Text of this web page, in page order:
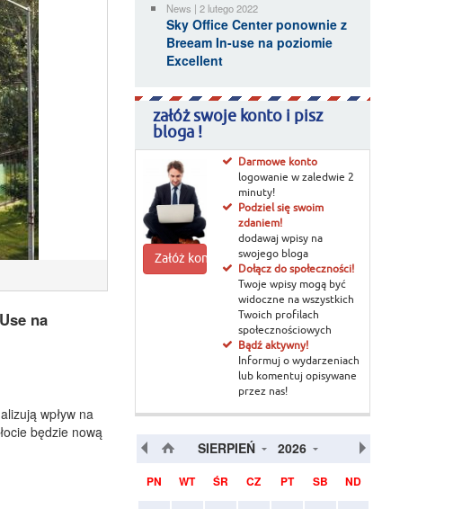
na
wpływ na
będzie nową
News | 2 lutego 2022
Sky Office Center ponownie z
Breeam In-use na poziomie
Excellent
załóż swoje konto i pisz
bloga !
Załóż konto
Darmowe konto
logowanie w zaledwie 2
minuty!
Podziel się swoim
zdaniem!
dodawaj wpisy na
swojego bloga
Dołącz do społeczności!
Twoje wpisy mogą być
widoczne na wszystkich
Twoich profilach
społecznościowych
Bądź aktywny!
Informuj o wydarzeniach
lub komentuj opisywane
przez nas!
SIERPIEŃ 2026
PN WT ŚR CZ PT SB ND